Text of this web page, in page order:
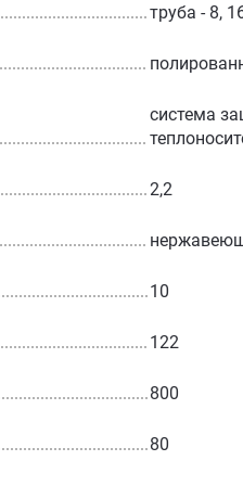
труба - 8,
система
2,2
10
122
800
80